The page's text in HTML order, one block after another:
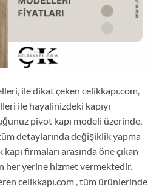
ile dikat çeken celikkapı.com,
ile hayalinizdeki kapıyı
pivot kapı modeli üzerinde,
detaylarında değişiklik yapma
firmaları arasında öne çıkan
her yerine hizmet vermektedir.
celikkapı.com , tüm ürünlerinde